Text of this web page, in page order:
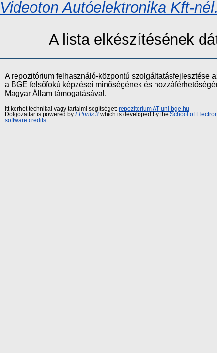
Videoton Autóelektronika Kft-
A lista elkészítésének
A repozitórium felhasználó-központú szolgáltatásfejlesztése
a BGE felsőfokú képzései minőségének és
Magyar Állam támogatásával.
Itt kérhet technikai vagy tartalmi segítséget: repozitorium AT uni-bge.hu
Dolgozattár is powered by EPrints 3 which is developed by the School of
software credits